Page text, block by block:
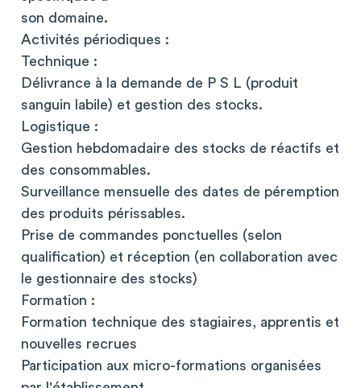
son domaine.
Activités périodiques :
Technique :
Délivrance à la demande de P S L (produit
sanguin labile) et gestion des stocks.
Logistique :
Gestion hebdomadaire des stocks de réactifs et
des consommables.
Surveillance mensuelle des dates de péremption
des produits périssables.
Prise de commandes ponctuelles (selon
qualification) et réception (en collaboration avec
le gestionnaire des stocks)
Formation :
Formation technique des stagiaires, apprentis et
nouvelles recrues
Participation aux micro-formations organisées